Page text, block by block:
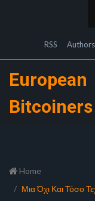
RSS Authors
European
Bitcoiners
Home
Μια Όχι Και Τόσο